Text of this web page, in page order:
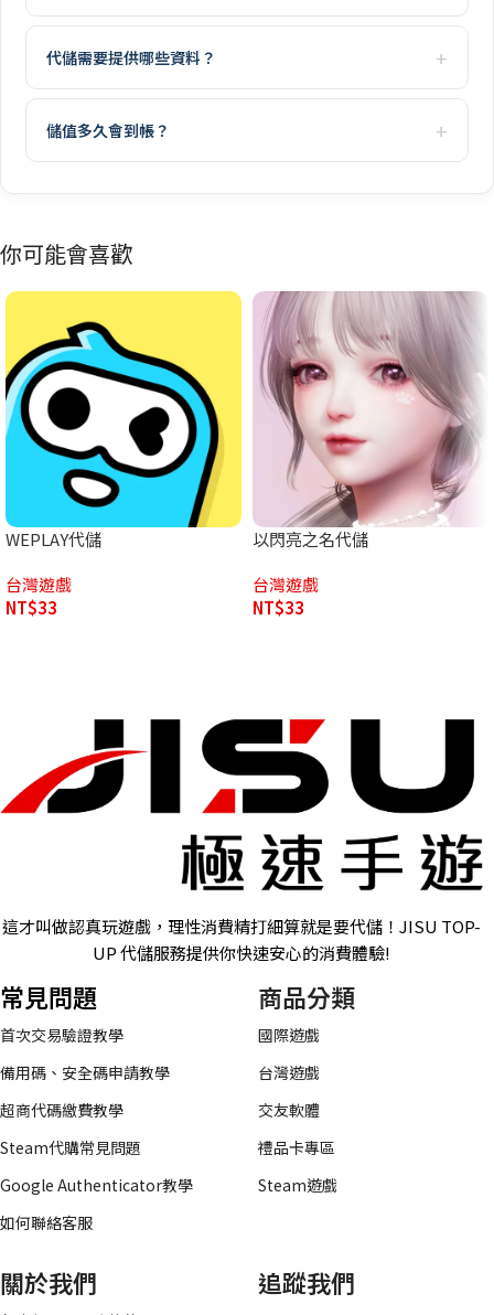
代儲需要提供哪些資料？
儲值多久會到帳？
你可能會喜歡
WEPLAY代儲
台灣遊戲
NT$33
以閃亮之名代儲
台灣遊戲
NT$33
這才叫做認真玩遊戲，理性消費精打細算就是要代儲！JISU TOP-
UP 代儲服務提供你快速安心的消費體驗!
常見問題
首次交易驗證教學
備用碼、安全碼申請教學
超商代碼繳費教學
Steam代購常見問題
Google Authenticator教學
如何聯絡客服
商品分類
國際遊戲
台灣遊戲
交友軟體
禮品卡專區
Steam遊戲
關於我們 追蹤我們